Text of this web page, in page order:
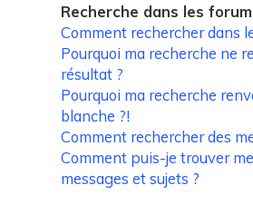
Recherche dans les
Comment rechercher dans
Pourquoi ma recherche ne
résultat ?
Pourquoi ma recherche
blanche ?!
Comment rechercher des
Comment puis-je trouver
messages et sujets ?